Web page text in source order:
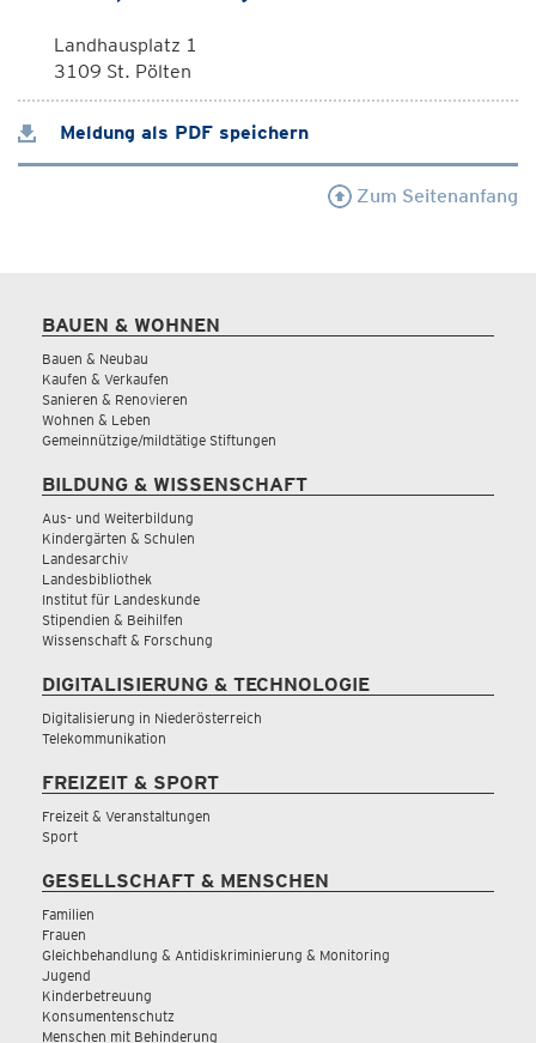
Landhausplatz 1
3109 St. Pölten
Meldung als PDF speichern
Zum Seitenanfang
BAUEN & WOHNEN
Bauen & Neubau
Kaufen & Verkaufen
Sanieren & Renovieren
Wohnen & Leben
Gemeinnützige/mildtätige Stiftungen
BILDUNG & WISSENSCHAFT
Aus- und Weiterbildung
Kindergärten & Schulen
Landesarchiv
Landesbibliothek
Institut für Landeskunde
Stipendien & Beihilfen
Wissenschaft & Forschung
DIGITALISIERUNG & TECHNOLOGIE
Digitalisierung in Niederösterreich
Telekommunikation
FREIZEIT & SPORT
Freizeit & Veranstaltungen
Sport
GESELLSCHAFT & MENSCHEN
Familien
Frauen
Gleichbehandlung & Antidiskriminierung & Monitoring
Jugend
Kinderbetreuung
Konsumentenschutz
Menschen mit Behinderung